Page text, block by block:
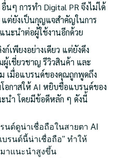
นๆ การทำ Digital PR จึงไม่ได้
ต่ยังเป็นกุญแจสำคัญในการ
นะนำต่อผู้ใช้งานอีกด้วย
ก์เพียงอย่างเดียว แต่ยังดึง
เชี่ยวชาญ รีวิวสินค้า และ
เมื่อแบรนด์ของคุณถูกพูดถึง
โอกาสให้ AI หยิบชื่อแบรนด์ของ
นำ โดยมีข้อดีหลัก ๆ ดังนี้
ด์ดูน่าเชื่อถือในสายตา AI
รนด์นี้น่าเชื่อถือ” ทำให้
าแนะนำสูงขึ้น